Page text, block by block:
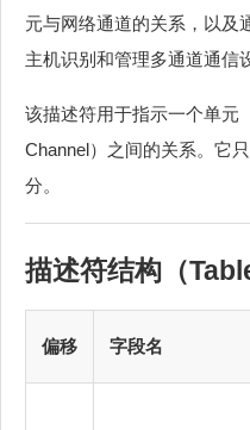
元与网络通道的关系，以及
主机识别和管理多通道通信
该描述符用于指示一个单元
Channel）之间的关系。它
分。
描述符结构（
偏移 字段名